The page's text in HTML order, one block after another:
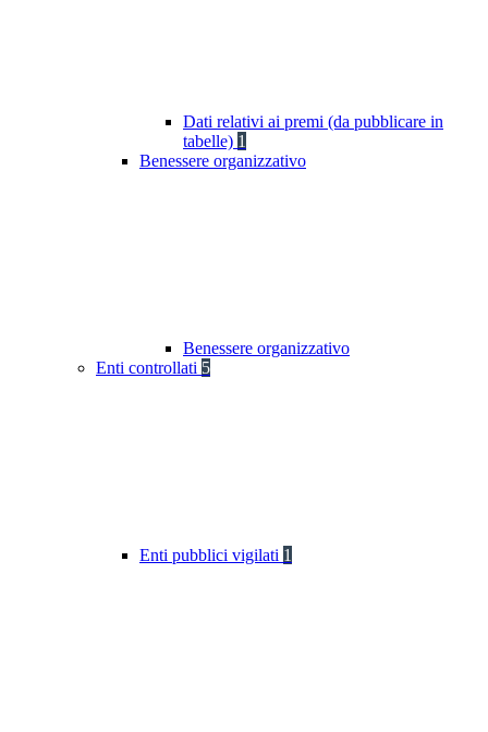
Dati relativi ai premi (da pubblicare in
tabelle) 1
Benessere organizzativo
Benessere organizzativo
Enti controllati 5
Enti pubblici vigilati 1